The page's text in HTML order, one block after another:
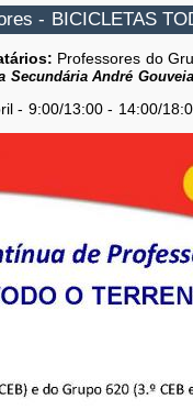
- BICICLETAS
Professores do
Secundária André
- 9:00/13:00 - 14:00/